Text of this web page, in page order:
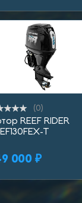
Купить в 1 клик
(0)
REEF RIDER
T
000 ₽